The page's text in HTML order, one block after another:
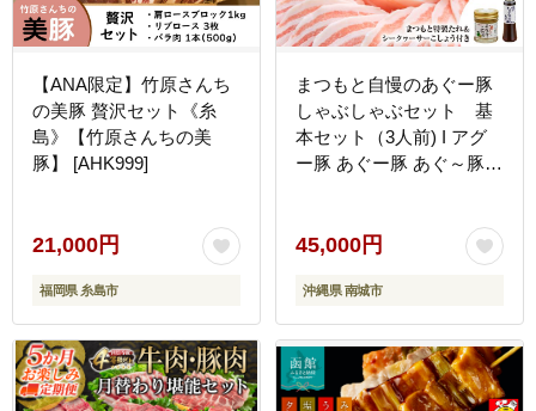
【ANA限定】竹原さんち
の美豚 贅沢セット《糸
島》【竹原さんちの美
豚】 [AHK999]
21,000円
福岡県 糸島市
まつもと自慢のあぐー豚
しゃぶしゃぶセット 基
本セット（3人前) I アグ
ー豚 あぐー豚 あぐ～豚
るさと納税 食彩酒房 まつ
45,000円
沖縄県 南城市